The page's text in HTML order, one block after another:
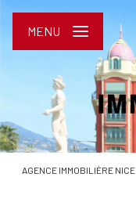
MENU
AGENCE IMMOBILIÈRE NICE